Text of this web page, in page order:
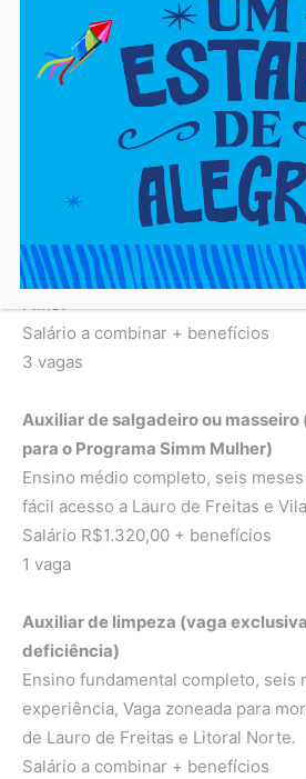
Ensino médio completo, seis
vaga zoneada para bairros próximos
Mussurunga.
Salário R$1.644,66 + benefícios
Ajudante de embalador (vaga
Ensino fundamental completo, 3
imprescindível ter trabalhado em
de alimentos, vaga zoneada para
Salário a combinar + benefícios
3 vagas
Auxiliar de salgadeiro ou
para o Programa Simm Mulher)
Ensino médio completo, seis
fácil acesso a Lauro de Freitas e
Salário R$1.320,00 + benefícios
1 vaga
Auxiliar de limpeza (vaga
deficiência)
Ensino fundamental completo, seis
experiência, Vaga zoneada para
de Lauro de Freitas e Litoral Norte.
Salário a combinar + benefícios